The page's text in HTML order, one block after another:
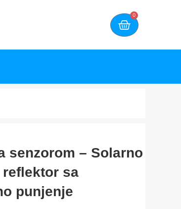
0
senzorom – Solarno
sa
punjenje